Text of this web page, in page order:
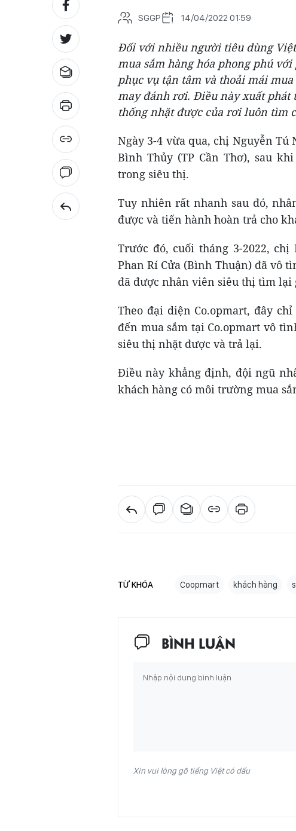
SGGP 14/04/2022 01:59
Đối với nhiều người tiêu dùng
mua sắm hàng hóa phong phú
phục vụ tận tâm và thoải mái
may đánh rơi. Điều này xuất phát
thống nhặt được của rơi luôn tìm
Ngày 3-4 vừa qua, chị Nguyễn
Bình Thủy (TP Cần Thơ), sau
trong siêu thị.
Tuy nhiên rất nhanh sau đó,
được và tiến hành hoàn trả cho
Trước đó, cuối tháng 3-2022,
Phan Rí Cửa (Bình Thuận) đã vô
đã được nhân viên siêu thị tìm lại
Theo đại diện Co.opmart, đây
đến mua sắm tại Co.opmart vô
siêu thị nhặt được và trả lại.
Điều này khẳng định, đội ngũ
khách hàng có môi trường mua
TỪ KHÓA Coopmart khách hàng
BÌNH LUẬN
Xin vui lòng gõ tiếng Việt có dấu